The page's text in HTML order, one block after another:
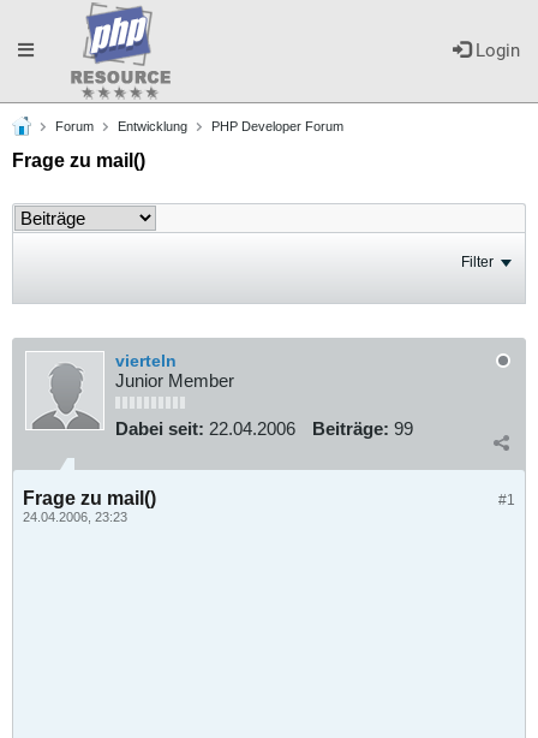
Login
Toggle
navigation
Forum Entwicklung PHP Developer Forum
Frage zu mail()
Filter
vierteln
Junior Member
Dabei seit: 22.04.2006 Beiträge: 99
#1
Frage zu mail()
24.04.2006, 23:23